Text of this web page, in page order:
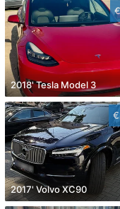
2018' Tesla Model 3
2017' Volvo XC90